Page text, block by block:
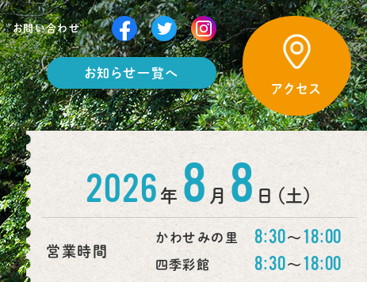
お問い合わせ
お知らせ一覧へ
アクセス
2026 年 8 月 8 日 （土）
営業時間
かわせみの里 8:30〜 18:00
四季彩館 8:30〜 18:00